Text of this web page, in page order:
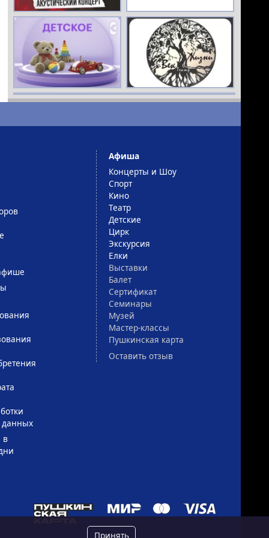
РЕКЛАМА 16+ РЕКЛАМА 16+
данных
в
Афиша
Концерты и Шоу
Спорт
Кино
Театр
Детские
Цирк
Экскурсия
Елки
Выставки
Балет
Сертификат
Семинары
Музей
Мастер-классы
Пушкинская карта
Оставить отзыв
Принять